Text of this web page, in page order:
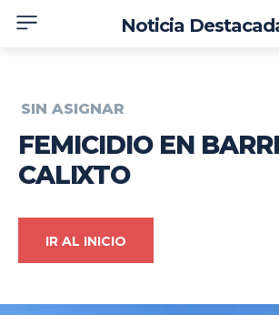
Noticia
SIN ASIGNAR
FEMICIDIO EN
CALIXTO
IR AL INICIO